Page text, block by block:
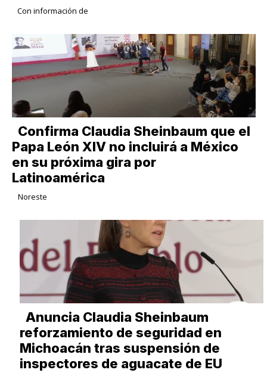
Con información de
Confirma Claudia Sheinbaum que el
Papa León XIV no incluirá a México
en su próxima gira por
Latinoamérica
Noreste
Anuncia Claudia Sheinbaum
reforzamiento de seguridad en
Michoacán tras suspensión de
inspectores de aguacate de EU